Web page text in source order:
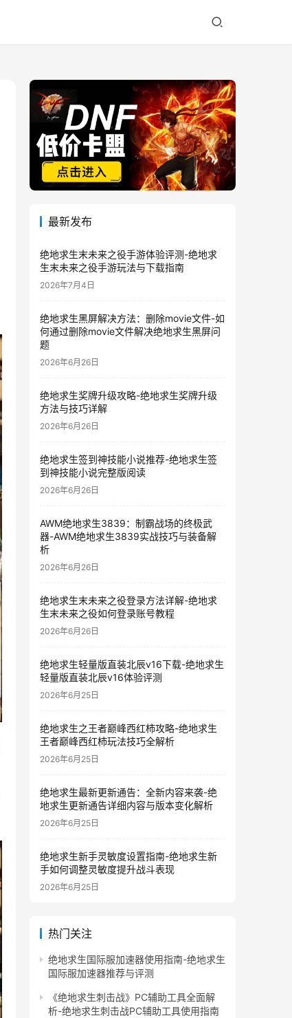
最新发布
绝地求生末未来之役手游体验评测-绝地求
生末未来之役手游玩法与下载指南
2026年7月4日
绝地求生黑屏解决方法：删除movie文件-如
何通过删除movie文件解决绝地求生黑屏问
题
2026年6月26日
绝地求生奖牌升级攻略-绝地求生奖牌升级
方法与技巧详解
2026年6月26日
绝地求生签到神技能小说推荐-绝地求生签
到神技能小说完整版阅读
2026年6月26日
AWM绝地求生3839：制霸战场的终极武
器-AWM绝地求生3839实战技巧与装备解
析
2026年6月26日
绝地求生末未来之役登录方法详解-绝地求
生末未来之役如何登录账号教程
2026年6月26日
绝地求生轻量版直装北辰v16下载-绝地求生
轻量版直装北辰v16体验评测
2026年6月25日
绝地求生之王者巅峰西红柿攻略-绝地求生
王者巅峰西红柿玩法技巧全解析
2026年6月25日
绝地求生最新更新通告：全新内容来袭-绝
地求生更新通告详细内容与版本变化解析
2026年6月25日
绝地求生新手灵敏度设置指南-绝地求生新
手如何调整灵敏度提升战斗表现
2026年6月25日
热门关注
绝地求生国际服加速器使用指南-绝地求生
国际服加速器推荐与评测
《绝地求生刺击战》PC辅助工具全面解
析-绝地求生刺击战PC辅助工具使用指南